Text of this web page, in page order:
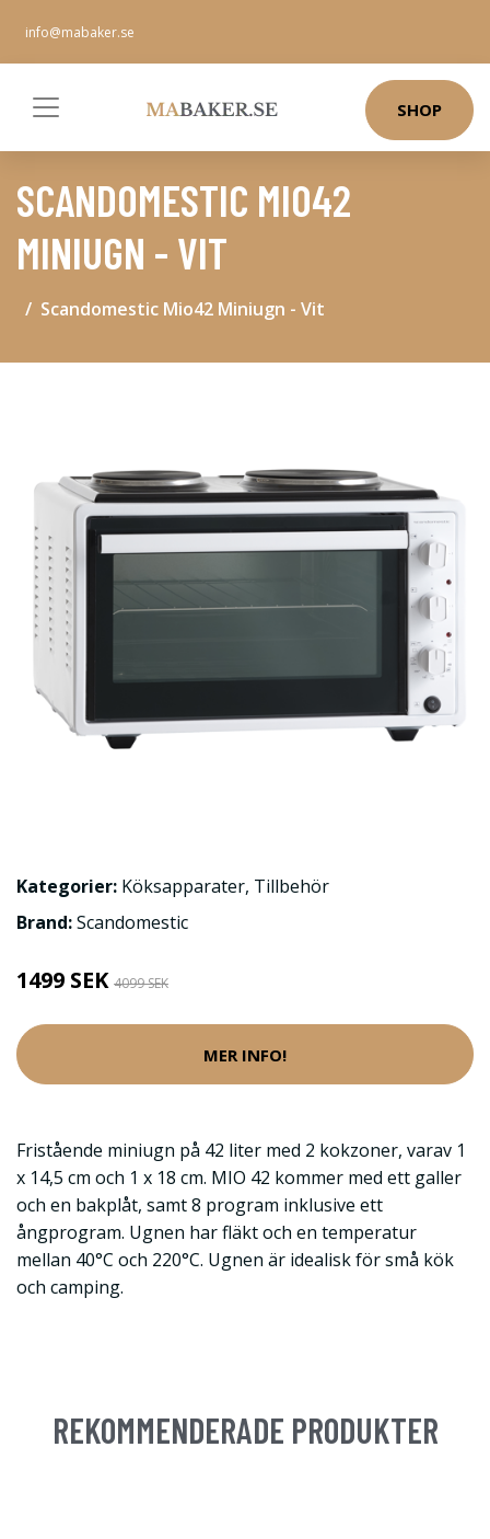
info@mabaker.se
SHOP
SCANDOMESTIC MIO42
MINIUGN - VIT
Scandomestic Mio42 Miniugn - Vit
Kategorier: Köksapparater, Tillbehör
Brand:Scandomestic
1499 SEK 4099 SEK
MER INFO!
Fristående miniugn på 42 liter med 2 kokzoner, varav 1
x 14,5 cm och 1 x 18 cm. MIO 42 kommer med ett galler
och en bakplåt, samt 8 program inklusive ett
ångprogram. Ugnen har fläkt och en temperatur
mellan 40°C och 220°C. Ugnen är idealisk för små kök
och camping.
REKOMMENDERADE PRODUKTER